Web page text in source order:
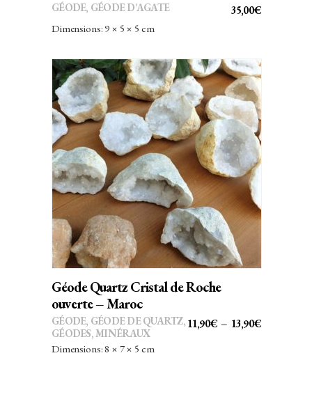
35,00€
GÉODE, GÉODE D'AGATE
Dimensions: 9 × 5 × 5 cm
CHOIX DES OPTIONS
Ce
produit
plusieurs
variations.
Les
options
sur
Géode Quartz Cristal de Roche
ouverte – Maroc
11,90€ – 13,90€PLAGE
GÉODE, GÉODE DE QUARTZ,
GÉODES,MINÉRAUX
Dimensions: 8 × 7 × 5 cm